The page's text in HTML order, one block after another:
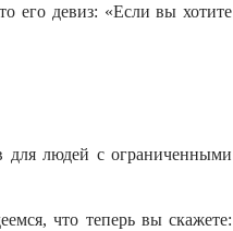
его девиз: «Если вы хотите
для людей с ограниченными
что теперь вы скажете: